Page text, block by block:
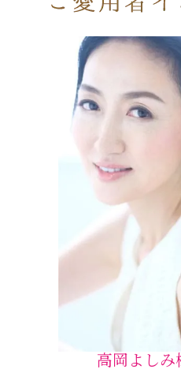
高岡よし